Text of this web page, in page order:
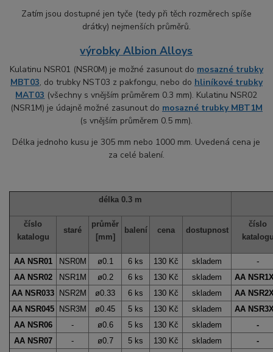
Zatím jsou dostupné jen tyče (tedy při těch rozměrech spíše
drátky) nejmenších průměrů.
výrobky Albion Alloys
Kulatinu NSR01 (NSR0M) je možné zasunout do mosazné trubky
MBT03, do trubky NST03 z pakfongu, nebo do hliníkové trubky
MAT03 (všechny s vnějším průměrem 0.3 mm). Kulatinu NSR02
(NSR1M) je údajně možné zasunout do mosazné trubky MBT1M
(s vnějším průměrem 0.5 mm).
Délka jednoho kusu je 305 mm nebo 1000 mm. Uvedená cena je
za celé balení.
délka 0.3 m
číslo
katalogu
staré
průměr
[mm]
balení cena dostupnost
číslo
AA NSR01 NSR0M ø0. 1 6 ks 130 Kč skladem -
AA NSR02 NSR1M ø0.2 6 ks 130 Kč skladem
AA
AA NSR033 NSR2M ø0.33 6 ks 130 Kč skladem
AA
AA NSR045 NSR3M ø0.45 5 ks 130 Kč skladem
AA
AA NSR06
- ø0. 6 5 ks 130 Kč skladem
-
AA NSR07 - ø0. 7 5 ks 130 Kč skladem
-